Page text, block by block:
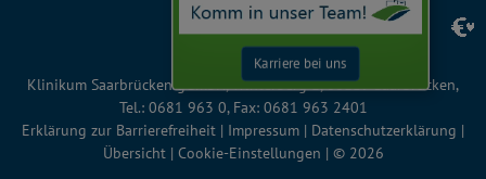
TikTok
YouTube
LinkedIn
Instagram
Facebook
Klinikum Saarbrücken gGmbH, Winterberg 1, 66119 Saarbrücken,
Tel.: 0681 963 0, Fax: 0681 963 2401
Erklärung zur Barrierefreiheit | Impressum | Datenschutzerklärung |
Übersicht| Cookie-Einstellungen | © 2026
Karriere bei uns